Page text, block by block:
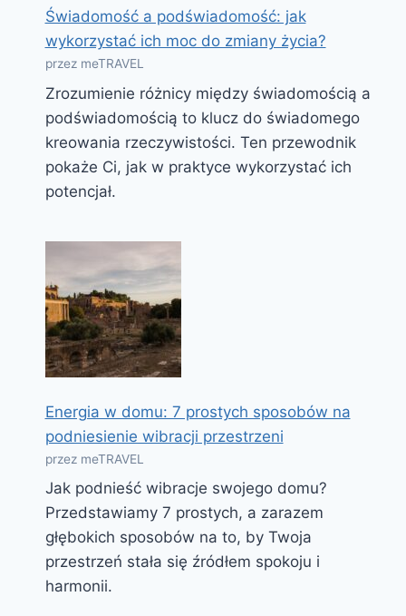
Świadomość a podświadomość: jak
wykorzystać ich moc do zmiany życia?
przez meTRAVEL
Zrozumienie różnicy między świadomością a
podświadomością to klucz do świadomego
kreowania rzeczywistości. Ten przewodnik
pokaże Ci, jak w praktyce wykorzystać ich
potencjał.
Energia w domu: 7 prostych sposobów na
podniesienie wibracji przestrzeni
przez meTRAVEL
Jak podnieść wibracje swojego domu?
Przedstawiamy 7 prostych, a zarazem
głębokich sposobów na to, by Twoja
przestrzeń stała się źródłem spokoju i
harmonii.